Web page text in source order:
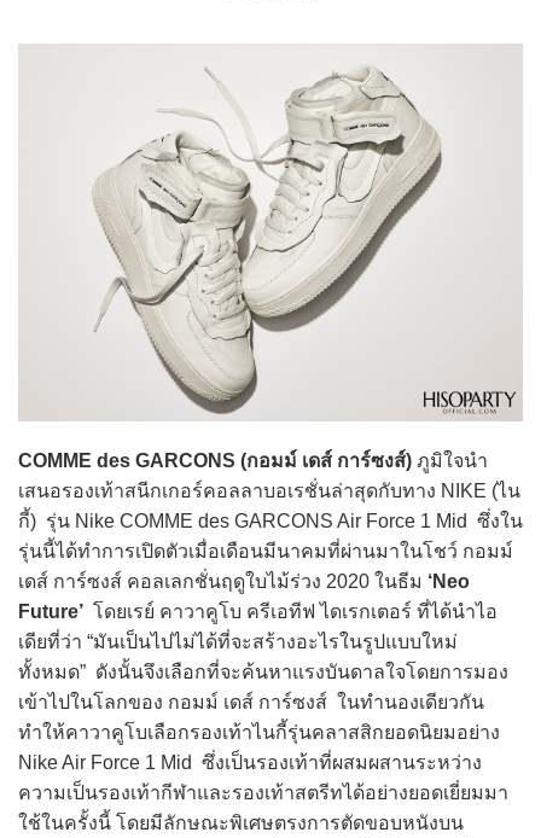
COMME des GARCONS (กอมม์ เดส์ การ์ซงส์) ภูมิใจนำ
เสนอรองเท้าสนีกเกอร์คอลลาบอเรชั่นล่าสุดกับทาง NIKE (ไน
กี้) รุ่น Nike COMME des GARCONS Air Force 1 Mid ซึ่งใน
รุ่นนี้ได้ทำการเปิดตัวเมื่อเดือนมีนาคมที่ผ่านมาในโชว์ กอมม์
เดส์ การ์ซงส์ คอลเลกชั่นฤดูใบไม้ร่วง 2020 ในธีม ‘Neo
Future’ โดยเรย์ คาวาคูโบ ครีเอทีฟ ไดเรกเตอร์ ที่ได้นำไอ
เดียที่ว่า “มันเป็นไปไม่ได้ที่จะสร้างอะไรในรูปแบบใหม่
ทั้งหมด” ดังนั้นจึงเลือกที่จะค้นหาแรงบันดาลใจโดยการมอง
เข้าไปในโลกของ กอมม์ เดส์ การ์ซงส์ ในทำนองเดียวกัน
ทำให้คาวาคูโบเลือกรองเท้าไนกี้รุ่นคลาสสิกยอดนิยมอย่าง
Nike Air Force 1 Mid ซึ่งเป็นรองเท้าที่ผสมผสานระหว่าง
ความเป็นรองเท้ากีฬาและรองเท้าสตรีทได้อย่างยอดเยี่ยมมา
ใช้ในครั้งนี้ โดยมีลักษณะพิเศษตรงการตัดขอบหนังบน